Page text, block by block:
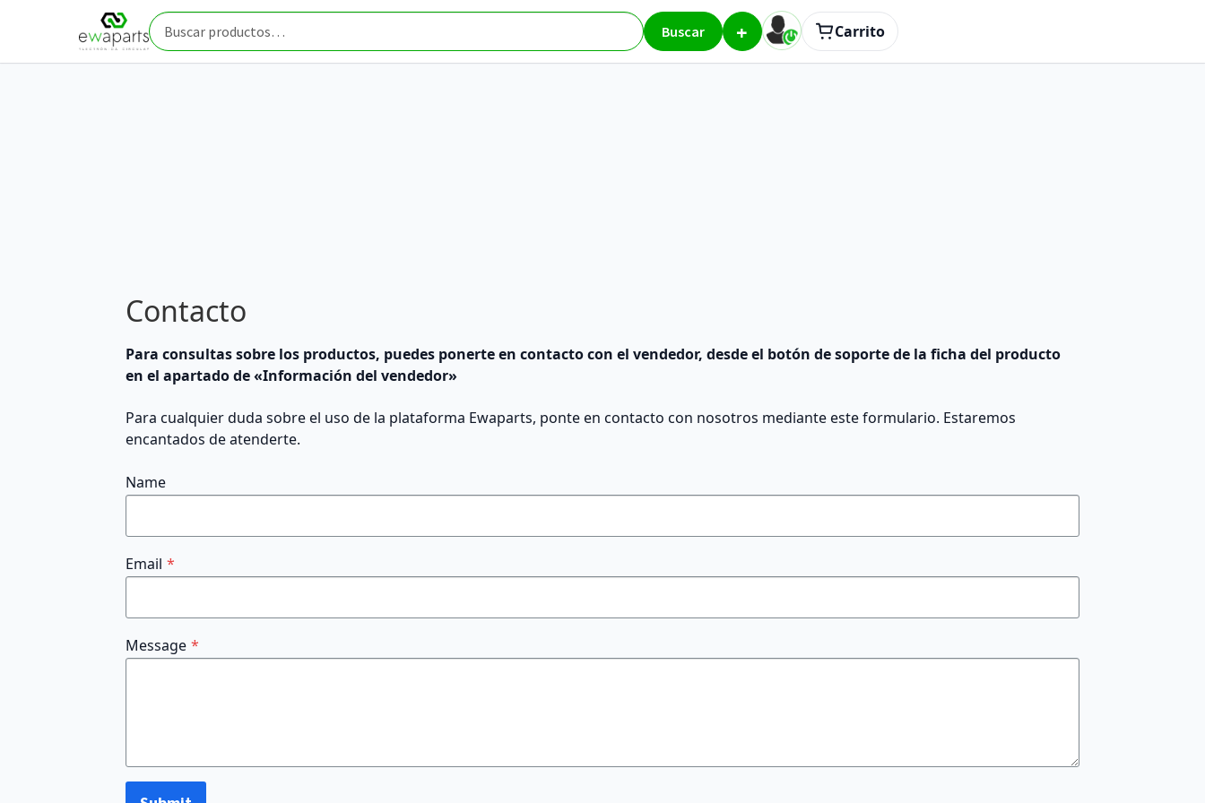
Buscar
por:
Buscar + Carrito
Inicio Contacto
Contacto
Para consultas sobre los productos, puedes ponerte en contacto con el vendedor, desde el botón de soporte de la ficha del producto
en el apartado de «Información del vendedor»
Para cualquier duda sobre el uso de la plataforma Ewaparts, ponte en contacto con nosotros mediante este formulario. Estaremos
encantados de atenderte.
Name
Email *
Message *